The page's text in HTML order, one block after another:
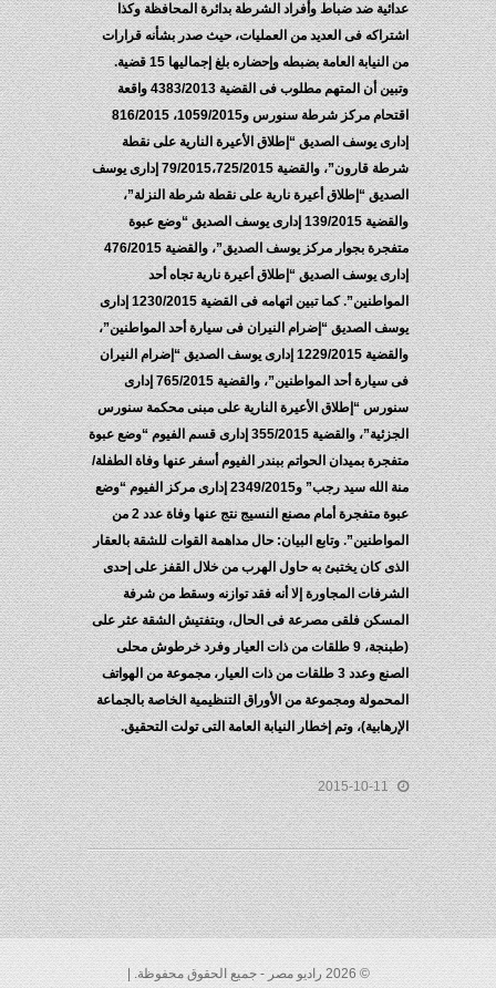
عدائية ضد ضباط وأفراد الشرطة بدائرة المحافظة وكذا
اشتراكه فى العديد من العمليات، حيث صدر بشأنه قرارات
من النيابة العامة بضبطه وإحضاره بلغ إجماليها 15 قضية.
وتبين أن المتهم مطلوب فى القضية 4383/2013 واقعة
اقتحام مركز شرطة سنورس و1059/2015، 816/2015
إدارى يوسف الصديق “إطلاق الأعيرة النارية على نقطة
شرطة قارون”، والقضية 79/2015،725/2015 إدارى يوسف
الصديق “إطلاق أعيرة نارية على نقطة شرطة النزلة”،
والقضية 139/2015 إدارى يوسف الصديق “وضع عبوة
متفجرة بجوار مركز يوسف الصديق”، والقضية 476/2015
إدارى يوسف الصديق “إطلاق أعيرة نارية تجاه أحد
المواطنين”. كما تبين اتهامه فى القضية 1230/2015 إدارى
يوسف الصديق “إضرام النيران فى سيارة أحد المواطنين”،
والقضية 1229/2015 إدارى يوسف الصديق “إضرام النيران
فى سيارة أحد المواطنين”، والقضية 765/2015 إدارى
سنورس “إطلاق الأعيرة النارية على مبنى محكمة سنورس
الجزئية”، والقضية 355/2015 إدارى قسم الفيوم “وضع عبوة
متفجرة بميدان الحواتم ببندر الفيوم أسفر عنها وفاة الطفلة/
منة الله سيد رجب” و2349/2015 إدارى مركز الفيوم “وضع
عبوة متفجرة أمام مصنع النسيج نتج عنها وفاة عدد 2 من
المواطنين”. وتابع البيان: حال مداهمة القوات للشقة بالعقار
الذى كان يختبئ به حاول الهرب من خلال القفز على إحدى
الشرفات المجاورة إلا أنه فقد توازنه وسقط من شرفة
المسكن فلقى مصرعة فى الحال، وبتفتيش الشقة عثر على
(طبنجة، 9 طلقات من ذات العيار وفرد خرطوش محلى
الصنع وعدد 3 طلقات من ذات العيار، مجموعة من الهواتف
المحمولة ومجموعة من الأوراق التنظيمية الخاصة بالجماعة
الإرهابية)، وتم إخطار النيابة العامة التى تولت التحقيق.
2015-10-11
© 2026 راديو مصر - جميع الحقوق محفوظة. |